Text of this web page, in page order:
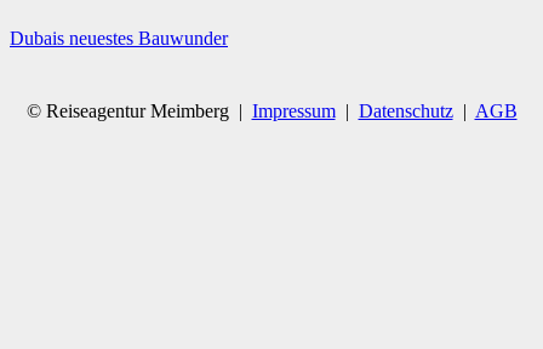
Dubais neuestes Bauwunder
© Reiseagentur Meimberg | Impressum| Datenschutz| AGB